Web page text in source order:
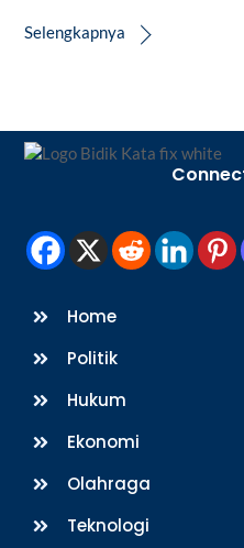
Selengkapnya
Back
Home
Politik
Hukum
Ekonomi
Olahraga
Teknologi